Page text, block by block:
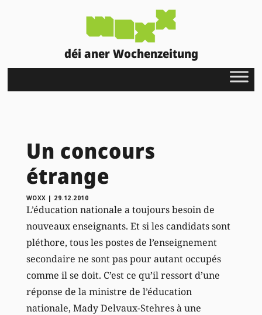
déi aner Wochenzeitung
Un concours
étrange
WOXX | 29.12.2010
L’éducation nationale a toujours besoin de
nouveaux enseignants. Et si les candidats sont
pléthore, tous les postes de l’enseignement
secondaire ne sont pas pour autant occupés
comme il se doit. C’est ce qu’il ressort d’une
réponse de la ministre de l’éducation
nationale, Mady Delvaux-Stehres à une